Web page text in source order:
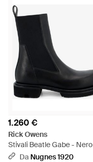
1.260 €
Rick Owens
Stivali Beatle Gabe - Nero
Da Nugnes 1920